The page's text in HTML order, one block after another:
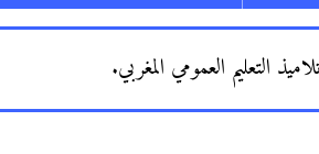
التعليم العمومي المغربي.